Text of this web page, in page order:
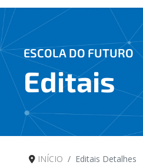
ESCOLA DO FUTURO
Editais
INÍCIO Editais Detalhes